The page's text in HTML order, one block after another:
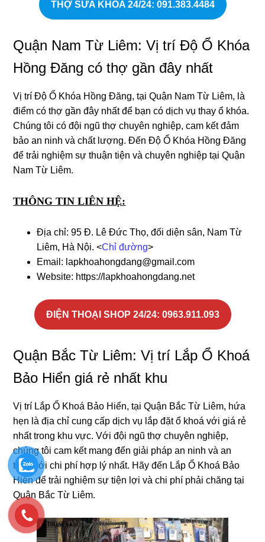
THỢ SỬA KHÓA 24/24: 091.383.4484
Quận Nam Từ Liêm: Vị trí Độ Ổ Khóa
Hồng Ðăng có thợ gần đây nhất
Vị trí Độ Ổ Khóa Hồng Ðăng, tại Quận Nam Từ Liêm, là
điểm có thợ gần đây nhất để bạn có dịch vụ thay ổ khóa.
Chúng tôi có đội ngũ thợ chuyên nghiệp, cam kết đảm
bảo an ninh và chất lượng. Đến Độ Ổ Khóa Hồng Ðăng
để trải nghiệm sự thuận tiện và chuyên nghiệp tại Quận
Nam Từ Liêm.
THÔNG TIN LIÊN HỆ:
Địa chỉ: 95 Đ. Lê Đức Thọ, đối diện sân, Nam Từ
Liêm, Hà Nội. <Chỉ đường>
Email: lapkhoahongdang@gmail.com
Website: https://lapkhoahongdang.net
ĐIỆN THOẠI SHOP 24/24: 0963.911.093
Quận Bắc Từ Liêm: Vị trí Lắp Ổ Khoá
Bảo Hiển giá rẻ nhất khu
Vị trí Lắp Ổ Khoá Bảo Hiển, tại Quận Bắc Từ Liêm, hứa
hẹn là địa chỉ cung cấp dịch vụ lắp đặt ổ khoá với giá rẻ
nhất trong khu vực. Với đội ngũ thợ chuyên nghiệp,
chúng tôi cam kết mang đến giải pháp an ninh và an
toàn với chi phí hợp lý nhất. Hãy đến Lắp Ổ Khoá Bảo
Hiển để trải nghiệm sự tiện lợi và chi phí phải chăng tại
Quận Bắc Từ Liêm.